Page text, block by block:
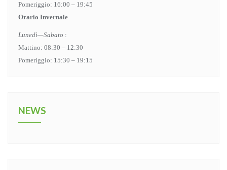
Pomeriggio: 16:00 – 19:45
Orario Invernale
Lunedì—Sabato :
Mattino: 08:30 – 12:30
Pomeriggio: 15:30 – 19:15
NEWS